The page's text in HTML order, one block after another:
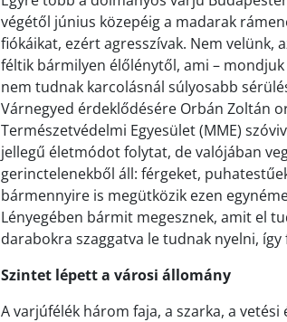
végétől június közepéig a madarak
fiókáikat, ezért agresszívak. Nem velünk,
féltik bármilyen élőlénytől, ami –
nem tudnak karcolásnál súlyosabb
Várnegyed érdeklődésére Orbán Zoltán
Természetvédelmi Egyesület (MME)
jellegű életmódot folytat, de valójában
gerinctelenekből áll: férgeket,
bármennyire is megütközik ezen
Lényegében bármit megesznek, amit el
darabokra szaggatva le tudnak nyelni,
Szintet lépett a városi állomány
A varjúfélék három faja, a szarka, a